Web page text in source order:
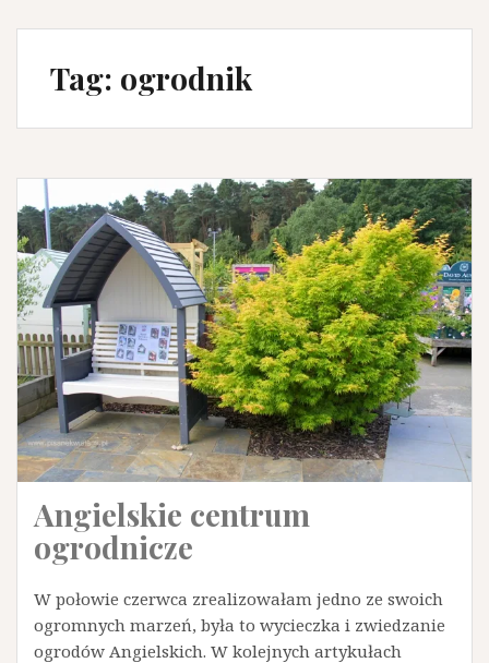
Tag: ogrodnik
Angielskie centrum
ogrodnicze
W połowie czerwca zrealizowałam jedno ze swoich
ogromnych marzeń, była to wycieczka i zwiedzanie
ogrodów Angielskich. W kolejnych artykułach